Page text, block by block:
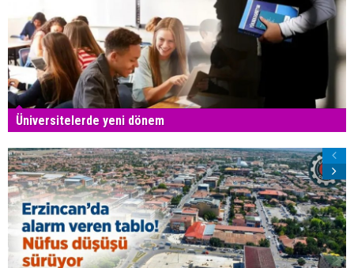
Üniversitelerde yeni dönem